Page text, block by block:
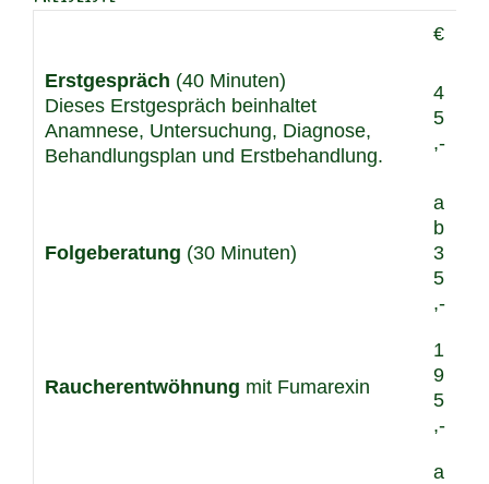
€
Erstgespräch (40 Minuten)
Dieses Erstgespräch beinhaltet
Anamnese, Untersuchung, Diagnose,
Behandlungsplan und Erstbehandlung.
4
5
,-
Folgeberatung (30 Minuten)
a
b
3
5
,-
Raucherentwöhnung mit Fumarexin
1
9
5
,-
a